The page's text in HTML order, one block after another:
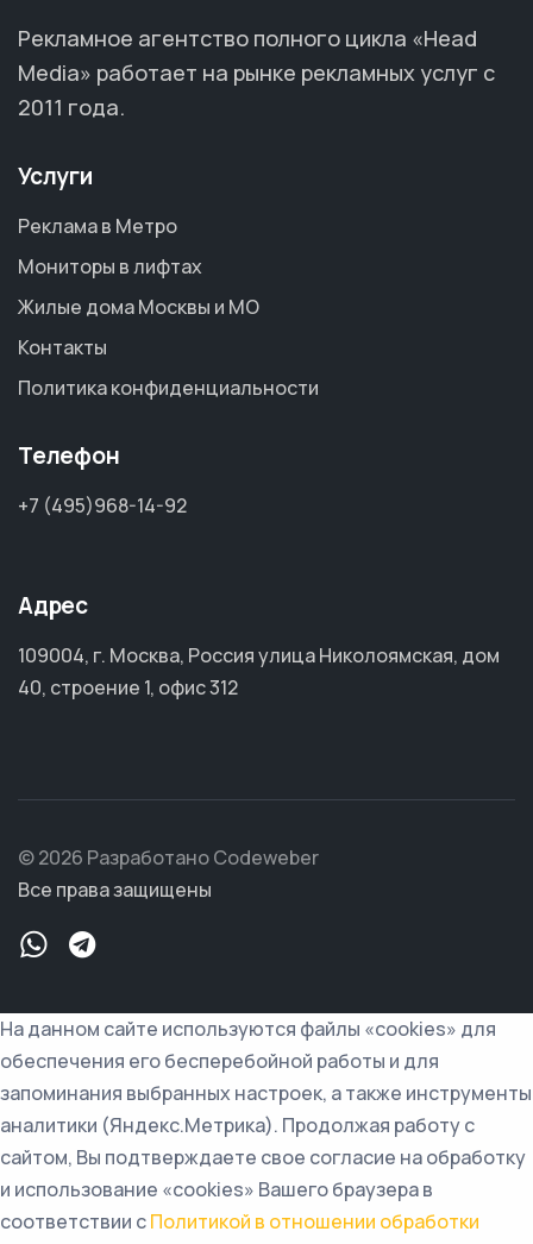
Рекламное агентство полного цикла «Head
Media» работает на рынке рекламных услуг с
2011 года.
Услуги
Реклама в Метро
Мониторы в лифтах
Жилые дома Москвы и МО
Контакты
Политика конфиденциальности
Телефон
+7 (495)968-14-92
Адрес
109004, г. Москва, Россия улица Николоямская, дом
40, строение 1, офис 312
© 2026 Разработано Codeweber
Все права защищены
На данном сайте используются файлы «cookies» для
обеспечения его бесперебойной работы и для
запоминания выбранных настроек, а также инструменты
аналитики (Яндекс.Метрика). Продолжая работу с
сайтом, Вы подтверждаете свое согласие на обработку
и использование «cookies» Вашего браузера в
соответствии сПолитикой в отношении обработки